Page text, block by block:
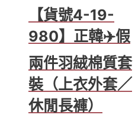
款
式。
可
在
產
品
頁
【貨號4-19-
980】正韓✈️假
兩件羽絨棉質套
裝（上衣外套／
休閒長褲）